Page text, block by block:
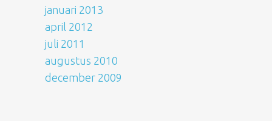
januari 2013
april 2012
juli 2011
augustus 2010
december 2009